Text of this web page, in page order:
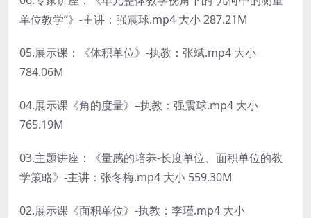
单位教学”》-主讲：强震球.mp4 大小 287.21M
05.展示课：《体积单位》-执教：张斌.mp4 大小
784.06M
04.展示课《角的度量》–执教：强震球.mp4 大小
765.19M
03.主题讲座：《量感的培养-长度单位、面积单位的教
学策略》-主讲：张冬梅.mp4 大小 559.30M
02.展示课《面积单位》-执教：李瑾.mp4 大小